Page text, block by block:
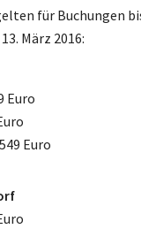
für Buchungen
März 2016:
Euro
Euro